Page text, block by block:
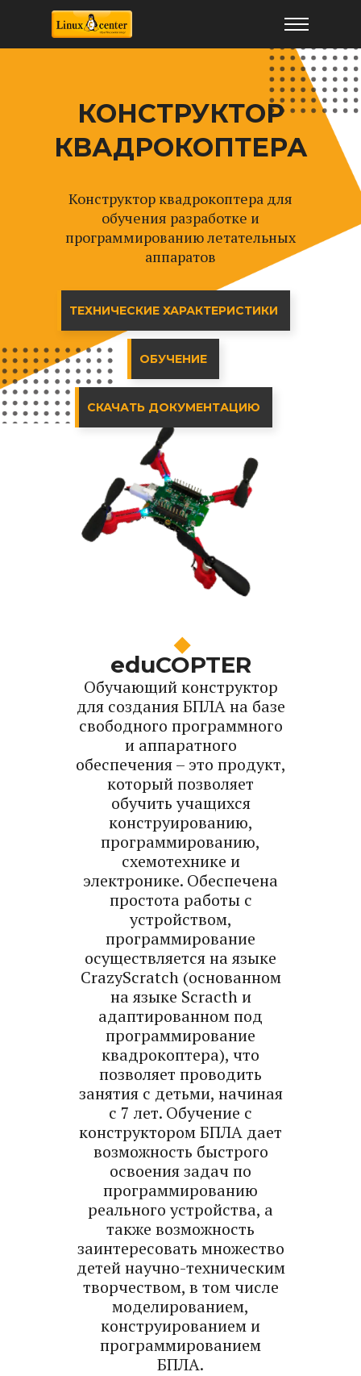
КОНСТРУКТОР
КВАДРОКОПТЕРА
Конструктор квадрокоптера для
обучения разработке и
программированию летательных
аппаратов
ТЕХНИЧЕСКИЕ ХАРАКТЕРИСТИКИ
ОБУЧЕНИЕ
СКАЧАТЬ ДОКУМЕНТАЦИЮ
eduCOPTER
Обучающий конструктор
для создания БПЛА на базе
свободного программного
и аппаратного
обеспечения – это продукт,
который позволяет
обучить учащихся
конструированию,
программированию,
схемотехнике и
электронике. Обеспечена
простота работы с
устройством,
программирование
осуществляется на языке
CrazyScratch (основанном
на языке Scracth и
адаптированном под
программирование
квадрокоптера), что
позволяет проводить
занятия с детьми, начиная
с 7 лет. Обучение с
конструктором БПЛА дает
возможность быстрого
освоения задач по
программированию
реального устройства, а
также возможность
заинтересовать множество
детей научно-техническим
творчеством, в том числе
моделированием,
конструированием и
программированием
БПЛА.